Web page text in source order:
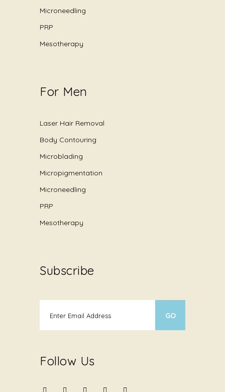
Microneedling
PRP
Mesotherapy
For Men
Laser Hair Removal
Body Contouring
Microblading
Micropigmentation
Microneedling
PRP
Mesotherapy
Subscribe
Follow Us